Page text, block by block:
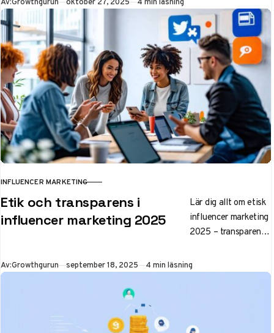
marknadsföring och
starkare varumärke
2025.
KATEGORI
INFLUENCER MARKETING
Etik och transparens i
influencer marketing 2025
Lär dig allt om etisk
influencer marketing
2025 – transparens,
praxis för trovärdiga
samarbeten. Väx din
Av:Growthgurun Publicerad
september 18, 2025 4 min läsning